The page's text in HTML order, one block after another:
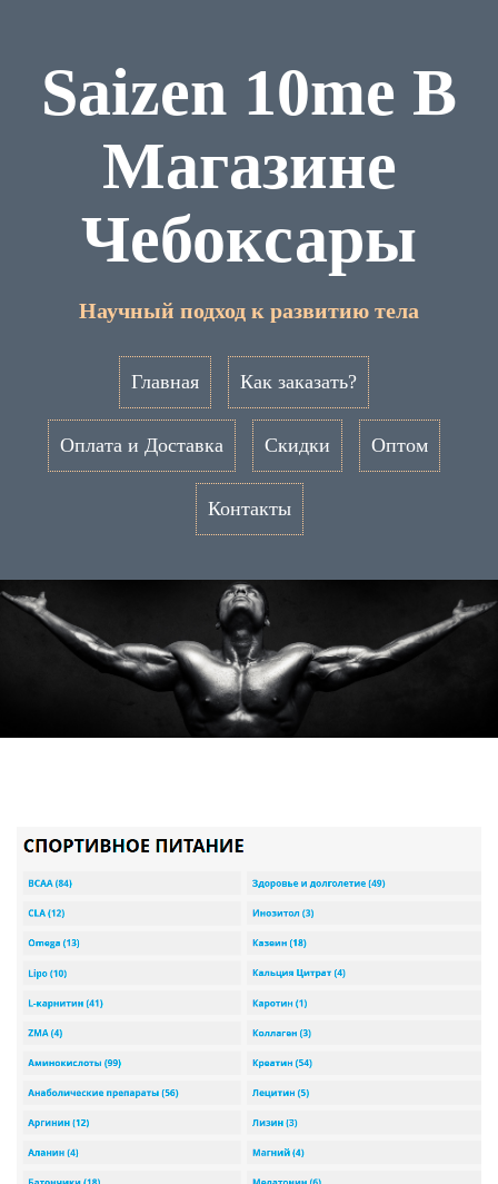
Saizen 10me В
Магазине
Чебоксары
Научный подход к развитию тела
Главная Как заказать?
Оплата и Доставка Скидки Оптом
Контакты